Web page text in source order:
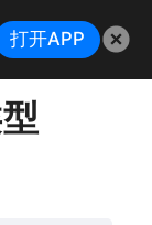
打开APP